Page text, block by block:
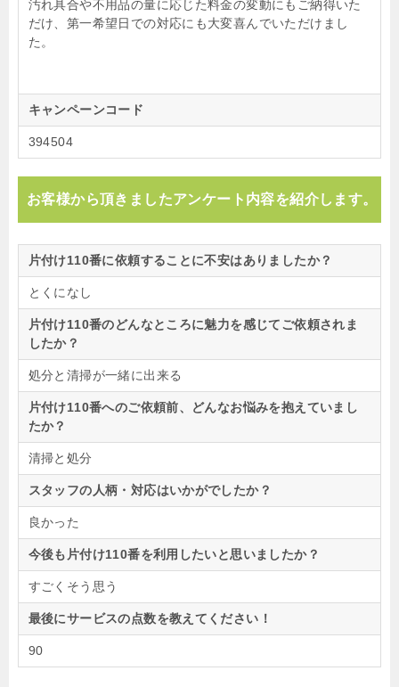
汚れ具合や不用品の量に応じた料金の変動にもご納得いた
だけ、第一希望日での対応にも大変喜んでいただけまし
た。
キャンペーンコード
394504
お客様から頂きましたアンケート内容を紹介します。
片付け110番に依頼することに不安はありましたか？
とくになし
片付け110番のどんなところに魅力を感じてご依頼されま
したか？
処分と清掃が一緒に出来る
片付け110番へのご依頼前、どんなお悩みを抱えていまし
たか？
清掃と処分
スタッフの人柄・対応はいかがでしたか？
良かった
今後も片付け110番を利用したいと思いましたか？
すごくそう思う
最後にサービスの点数を教えてください！
90